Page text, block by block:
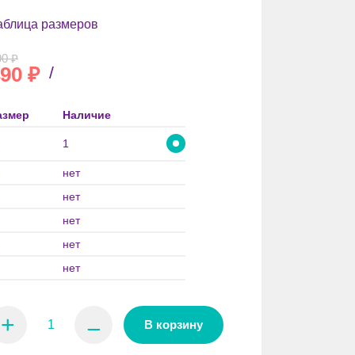
размеров
₽
₽ /
Наличие
1
нет
нет
нет
нет
нет
+ ⚊ В корзину